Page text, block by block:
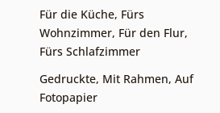
Für die Küche, Fürs
Wohnzimmer, Für den Flur,
Fürs Schlafzimmer
Gedruckte, Mit Rahmen, Auf
Fotopapier